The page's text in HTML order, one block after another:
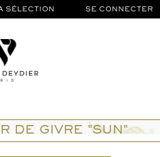
SÉLECTION SE CONNECTER
DE GIVRE "SUN"